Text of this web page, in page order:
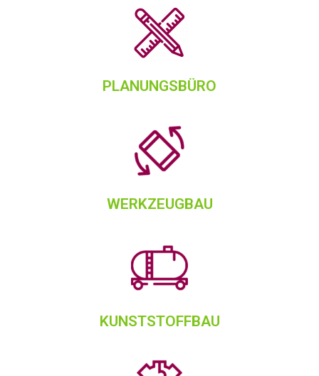
PLANUNGSBÜRO
WERKZEUGBAU
KUNSTSTOFFBAU